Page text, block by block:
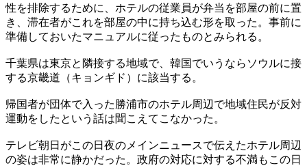
性を排除するために、ホテルの従業員が弁当を部屋の前に置
き、滞在者がこれを部屋の中に持ち込む形を取った。事前に
準備しておいたマニュアルに従ったものとみられる。
千葉県は東京と隣接する地域で、韓国でいうならソウルに接
する京畿道（キョンギド）に該当する。
帰国者が団体で入った勝浦市のホテル周辺で地域住民が反対
運動をしたという話は聞こえてこなかった。
テレビ朝日がこの日夜のメインニュースで伝えたホテル周辺
の姿は非常に静かだった。政府の対応に対する不満もこの日